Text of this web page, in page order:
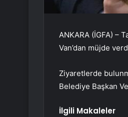
ANKARA (İGFA) –
Van’dan müjde
Ziyaretlerde
Belediye Başkan
İlgili Makaleler